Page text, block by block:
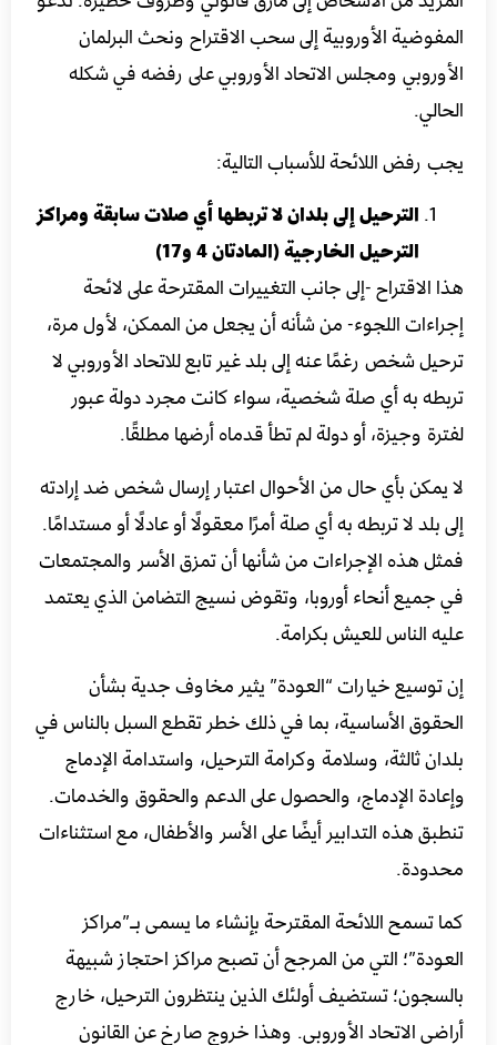
المفوضية الأوروبية إلى سحب الاقتراح ونحث البرلمان
الأوروبي ومجلس الاتحاد الأوروبي على رفضه في شكله
الحالي.
يجب رفض اللائحة للأسباب التالية:
الترحيل إلى بلدان لا تربطها أي صلات سابقة ومراكز
الترحيل الخارجية (المادتان 4 و17)
هذا الاقتراح -إلى جانب التغييرات المقترحة على لائحة
إجراءات اللجوء- من شأنه أن يجعل من الممكن، لأول مرة،
ترحيل شخص رغمًا عنه إلى بلد غير تابع للاتحاد الأوروبي لا
تربطه به أي صلة شخصية، سواء كانت مجرد دولة عبور
لفترة وجيزة، أو دولة لم تطأ قدماه أرضها مطلقًا.
لا يمكن بأي حال من الأحوال اعتبار إرسال شخص ضد إرادته
إلى بلد لا تربطه به أي صلة أمرًا معقولًا أو عادلًا أو مستدامًا.
فمثل هذه الإجراءات من شأنها أن تمزق الأسر والمجتمعات
في جميع أنحاء أوروبا، وتقوض نسيج التضامن الذي يعتمد
عليه الناس للعيش بكرامة.
إن توسيع خيارات “العودة” يثير مخاوف جدية بشأن
الحقوق الأساسية، بما في ذلك خطر تقطع السبل بالناس في
بلدان ثالثة، وسلامة وكرامة الترحيل، واستدامة الإدماج
وإعادة الإدماج، والحصول على الدعم والحقوق والخدمات.
تنطبق هذه التدابير أيضًا على الأسر والأطفال، مع استثناءات
محدودة.
كما تسمح اللائحة المقترحة بإنشاء ما يسمى بـ”مراكز
العودة”؛ التي من المرجح أن تصبح مراكز احتجاز شبيهة
بالسجون؛ تستضيف أولئك الذين ينتظرون الترحيل، خارج
أراضي الاتحاد الأوروبي. وهذا خروج صارخ عن القانون